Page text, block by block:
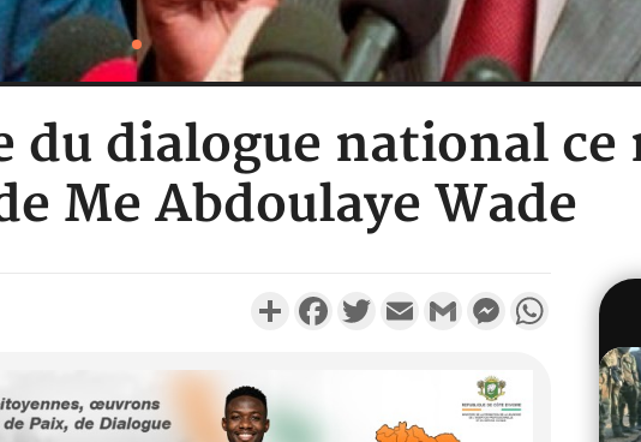
du dialogue national ce
Me Abdoulaye Wade
PartagerFacebookTwitterEmail Gmail MessengerWhatsApp
SOCIÉTÉ